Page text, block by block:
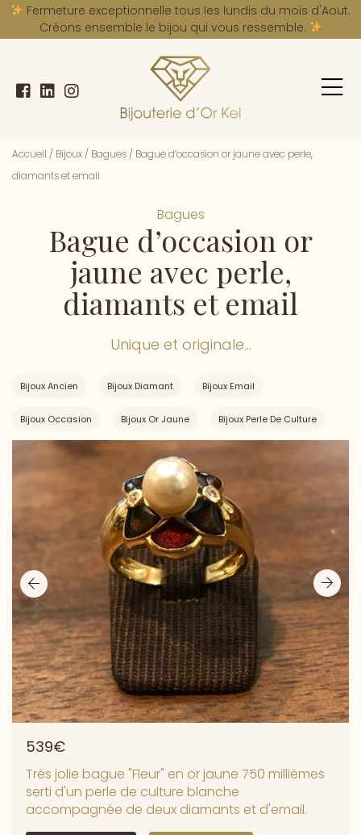
Fermeture exceptionnelle tous les lundis du mois d'Aout.
Créons ensemble le bijou qui vous ressemble.
Accueil / Bijoux / Bagues / Bague d’occasion or jaune avec perle,
diamants et email
Bagues
Bague d’occasion or
jaune avec perle,
diamants et email
Unique et originale...
Bijoux Ancien Bijoux Diamant Bijoux Email
Bijoux Occasion Bijoux Or Jaune Bijoux Perle De Culture
539€
Trés jolie bague "Fleur" en or jaune 750 millièmes
serti d'un perle de culture blanche
accompagnée de deux diamants et d'email.